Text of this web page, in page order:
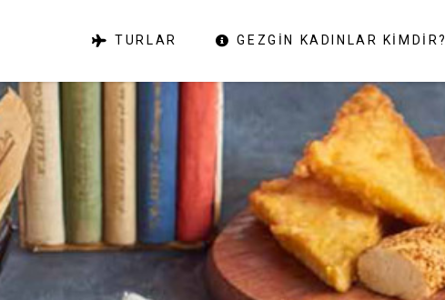
TURLAR GEZGIN KADINLAR KIMDIR?